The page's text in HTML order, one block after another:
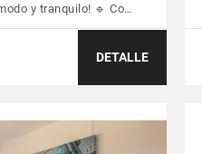
y tranquilo! 🔹 Co…
DETALLE